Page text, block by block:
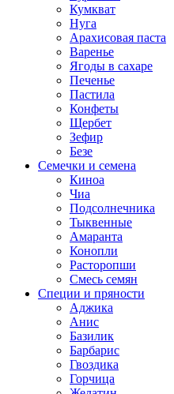
Кумкват
Нуга
Арахисовая паста
Варенье
Ягоды в сахаре
Печенье
Пастила
Конфеты
Щербет
Зефир
Безе
Семечки и семена
Киноа
Чиа
Подсолнечника
Тыквенные
Амаранта
Конопли
Расторопши
Смесь семян
Специи и пряности
Аджика
Анис
Базилик
Барбарис
Гвоздика
Горчица